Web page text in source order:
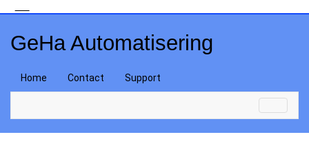
GeHa Automatisering
Home Contact Support